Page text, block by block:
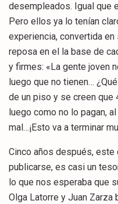
desempleados. Igual que
Pero ellos ya lo tenían
experiencia, convertida
reposa en el la base de
y firmes: «La gente joven
luego que no tienen…
de un piso y se creen que
luego como no lo pagan,
mal…¡Esto va a terminar
Cinco años después, este
publicarse, es casi un
lo que nos esperaba que
Olga Latorre y Juan Zarza